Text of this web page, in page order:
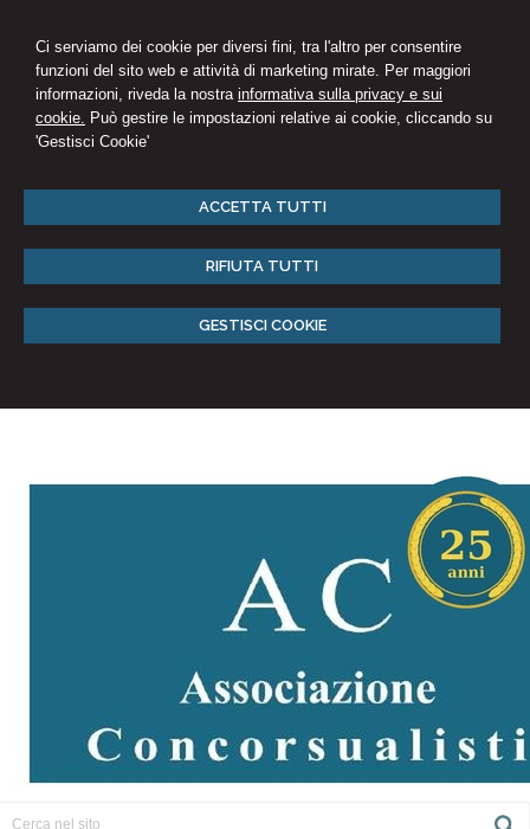
Ci serviamo dei cookie per diversi fini, tra l'altro per consentire
funzioni del sito web e attività di marketing mirate. Per maggiori
informazioni, riveda la nostra informativa sulla privacy e sui
cookie. Può gestire le impostazioni relative ai cookie, cliccando su
'Gestisci Cookie'
ACCETTA TUTTI
RIFIUTA TUTTI
GESTISCI COOKIE